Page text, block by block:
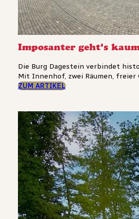
Imposanter geht's
Die Burg Dagestein verbindet
Mit Innenhof, zwei Räumen, freier
ZUM ARTIKEL